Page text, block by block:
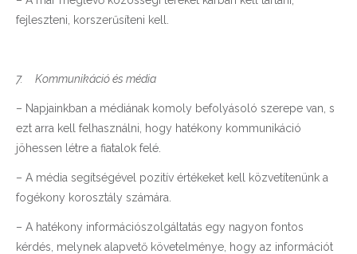
fejleszteni, korszerűsíteni kell.
7. Kommunikáció és média
– Napjainkban a médiának komoly befolyásoló szerepe van, s
ezt arra kell felhasználni, hogy hatékony kommunikáció
jöhessen létre a fiatalok felé.
– A média segítségével pozitív értékeket kell közvetítenünk a
fogékony korosztály számára.
– A hatékony információszolgáltatás egy nagyon fontos
kérdés, melynek alapvető követelménye, hogy az információt